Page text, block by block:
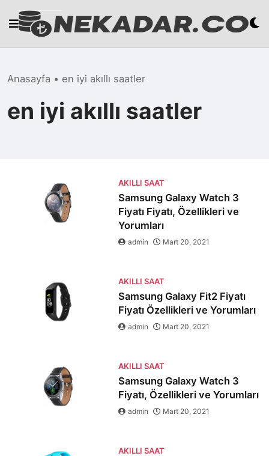
content
Anasayfa • en iyi akıllı saatler
en iyi akıllı saatler
AKILLI SAAT
Samsung Galaxy Watch 3
Fiyatı Fiyatı, Özellikleri ve
Yorumları
admin Mart 20, 2021
AKILLI SAAT
Samsung Galaxy Fit2 Fiyatı
Fiyatı Özellikleri ve Yorumları
admin Mart 20, 2021
AKILLI SAAT
Samsung Galaxy Watch 3
Fiyatı, Özellikleri ve Yorumları
admin Mart 20, 2021
AKILLI SAAT